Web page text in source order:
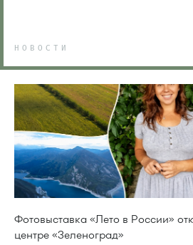
НОВОСТИ
Фотовыставка «Лето в России»
центре «Зеленоград»